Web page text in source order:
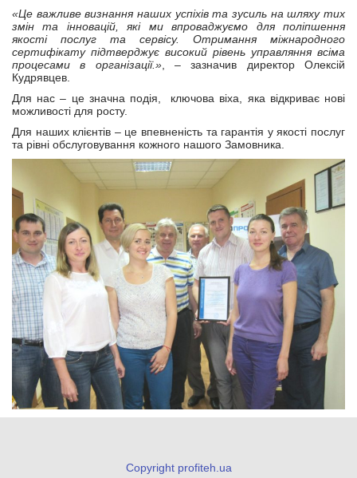
«Це важливе визнання наших успіхів та зусиль на шляху тих
змін та інновацій, які ми впроваджуємо для поліпшення
якості послуг та сервісу. Отримання міжнародного
сертифікату підтверджує високий рівень управляння всіма
процесами в організації.», – зазначив директор Олексій
Кудрявцев.
Для нас – це значна подія, ключова віха, яка відкриває нові
можливості для росту.
Для наших клієнтів – це впевненість та гарантія у якості послуг
та рівні обслуговування кожного нашого Замовника.
Copyright profiteh.ua